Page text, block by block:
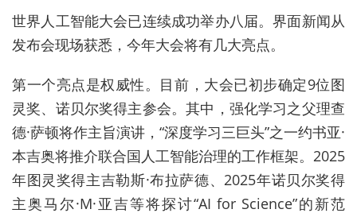
世界人工智能大会已连续成功举办八届。界面新闻从
发布会现场获悉，今年大会将有几大亮点。
第一个亮点是权威性。目前，大会已初步确定9位图
灵奖、诺贝尔奖得主参会。其中，强化学习之父理查
德·萨顿将作主旨演讲，“深度学习三巨头”之一约书亚·
本吉奥将推介联合国人工智能治理的工作框架。2025
年图灵奖得主吉勒斯·布拉萨德、2025年诺贝尔奖得
主奥马尔·M·亚吉等将探讨“AI for Science”的新范